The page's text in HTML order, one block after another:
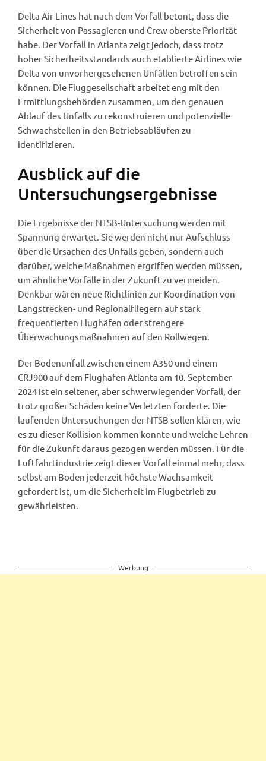
Delta Air Lines hat nach dem Vorfall betont, dass die
Sicherheit von Passagieren und Crew oberste Priorität
habe. Der Vorfall in Atlanta zeigt jedoch, dass trotz
hoher Sicherheitsstandards auch etablierte Airlines wie
Delta von unvorhergesehenen Unfällen betroffen sein
können. Die Fluggesellschaft arbeitet eng mit den
Ermittlungsbehörden zusammen, um den genauen
Ablauf des Unfalls zu rekonstruieren und potenzielle
Schwachstellen in den Betriebsabläufen zu
identifizieren.
Ausblick auf die
Untersuchungsergebnisse
Die Ergebnisse der NTSB-Untersuchung werden mit
Spannung erwartet. Sie werden nicht nur Aufschluss
über die Ursachen des Unfalls geben, sondern auch
darüber, welche Maßnahmen ergriffen werden müssen,
um ähnliche Vorfälle in der Zukunft zu vermeiden.
Denkbar wären neue Richtlinien zur Koordination von
Langstrecken- und Regionalfliegern auf stark
frequentierten Flughäfen oder strengere
Überwachungsmaßnahmen auf den Rollwegen.
Der Bodenunfall zwischen einem A350 und einem
CRJ900 auf dem Flughafen Atlanta am 10. September
2024 ist ein seltener, aber schwerwiegender Vorfall, der
trotz großer Schäden keine Verletzten forderte. Die
laufenden Untersuchungen der NTSB sollen klären, wie
es zu dieser Kollision kommen konnte und welche Lehren
für die Zukunft daraus gezogen werden müssen. Für die
Luftfahrtindustrie zeigt dieser Vorfall einmal mehr, dass
selbst am Boden jederzeit höchste Wachsamkeit
gefordert ist, um die Sicherheit im Flugbetrieb zu
gewährleisten.
Werbung